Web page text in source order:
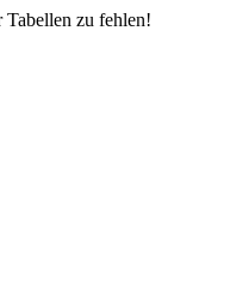
Tabellen zu fehlen!